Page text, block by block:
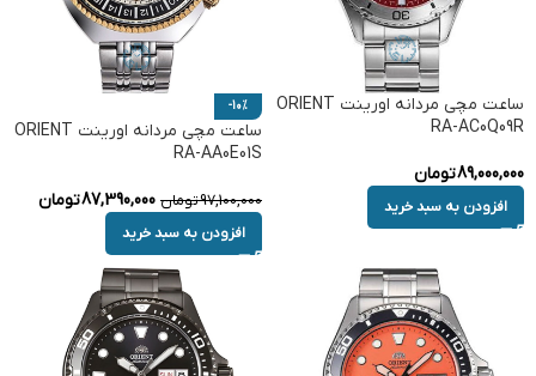
ساعت مچی مردانه اورینت ORIENT
RA-AC0Q09R
89,000,000تومان
افزودن به سبد خرید
-10%
ساعت مچی مردانه اورینت ORIENT
RA-AA0E01S
97,100,000تومان 87,390,000تومان
افزودن به سبد خرید